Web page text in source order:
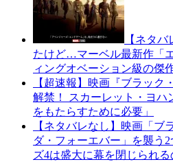
【ネタ
たけど…マーベル最新作「
ィングオベーション級の傑
【超速報】映画『ブラック
解禁！ スカーレット・ヨハ
をもたらすために必要」
【ネタバレなし】映画「ブ
ダ・フォーエバー」を襲う
ズ4は盛大に幕を閉じられる